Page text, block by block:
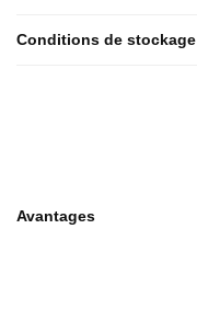
Conditions de stockage
Avantages